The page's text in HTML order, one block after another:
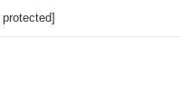
protected]